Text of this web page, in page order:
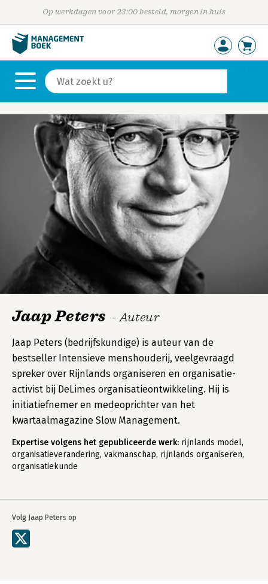
Op werkdagen voor 23:00 besteld, morgen in huis
Volg Jaap Peters op
Jaap Peters - Auteur
Jaap Peters (bedrijfskundige) is auteur van de
bestseller Intensieve menshouderij, veelgevraagd
spreker over Rijnlands organiseren en organisatie-
activist bij DeLimes organisatieontwikkeling. Hij is
initiatiefnemer en medeoprichter van het
kwartaalmagazine Slow Management.
Expertise volgens het gepubliceerde werk: rijnlands model,
organisatieverandering, vakmanschap, rijnlands organiseren,
organisatiekunde